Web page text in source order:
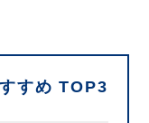
すめ TOP3